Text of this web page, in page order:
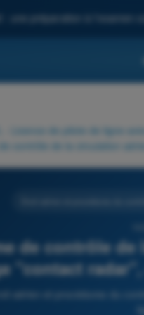
: une préparation à l'examen
- Licence de pilote de ligne avion
de contrôle
"contact
aérien et procédures du